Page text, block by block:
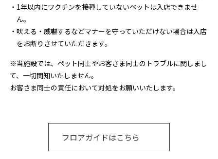
・1年以内にワクチンを接種していないペットは入店できませ
ん。
・吠える・威嚇するなどマナーを守っていただけない場合は入店
をお断りさせていただきます。
※当施設では、ペット同士やお客さま同士のトラブルに関しまし
て、一切関知いたしません。
お客さま同士の責任において対処をお願いいたします。
フロアガイドはこちら